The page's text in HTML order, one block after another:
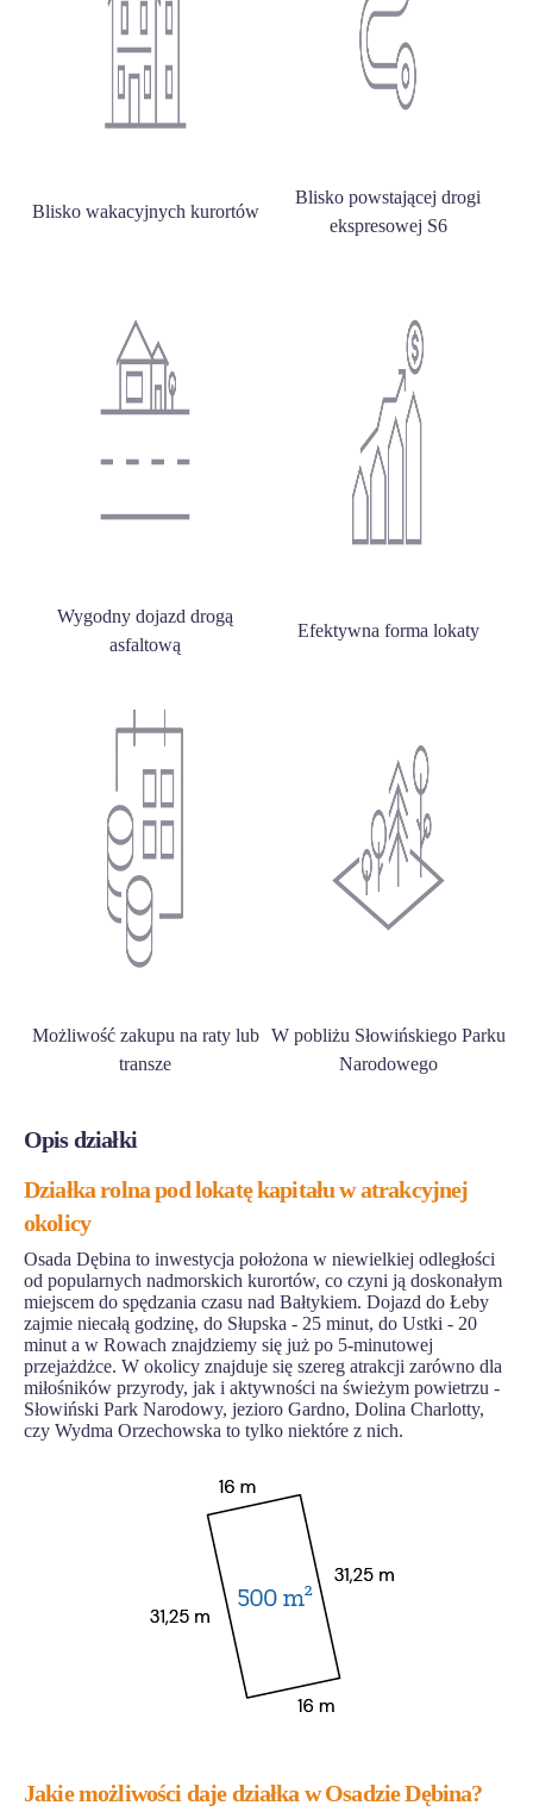
Blisko wakacyjnych kurortów
Blisko powstającej drogi
ekspresowej S6
Wygodny dojazd drogą
asfaltową
Efektywna forma lokaty
Możliwość zakupu na raty lub
transze
W pobliżu Słowińskiego Parku
Narodowego
Opis działki
Działka rolna pod lokatę kapitału w atrakcyjnej
okolicy
Osada Dębina to inwestycja położona w niewielkiej odległości
od popularnych nadmorskich kurortów, co czyni ją doskonałym
miejscem do spędzania czasu nad Bałtykiem. Dojazd do Łeby
zajmie niecałą godzinę, do Słupska - 25 minut, do Ustki - 20
minut a w Rowach znajdziemy się już po 5-minutowej
przejażdżce. W okolicy znajduje się szereg atrakcji zarówno dla
miłośników przyrody, jak i aktywności na świeżym powietrzu -
Słowiński Park Narodowy, jezioro Gardno, Dolina Charlotty,
czy Wydma Orzechowska to tylko niektóre z nich.
Jakie możliwości daje działka w Osadzie Dębina?